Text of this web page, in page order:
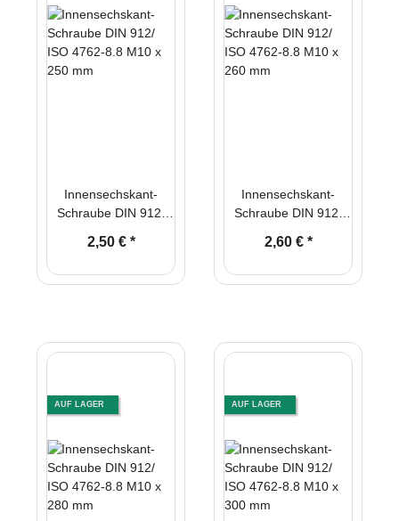
Innensechskant-
Schraube DIN 912/
250 mm
2,50 € *
Innensechskant-
Schraube DIN 912/
260 mm
2,60 € *
AUF LAGER AUF LAGER